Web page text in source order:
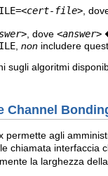
<cert-file> ,
, dove <answer>
non includere
sugli algoritmi
Channel
permette agli
chiamata interfaccia
la larghezza